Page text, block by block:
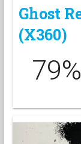
Ghost
(X360)
79%